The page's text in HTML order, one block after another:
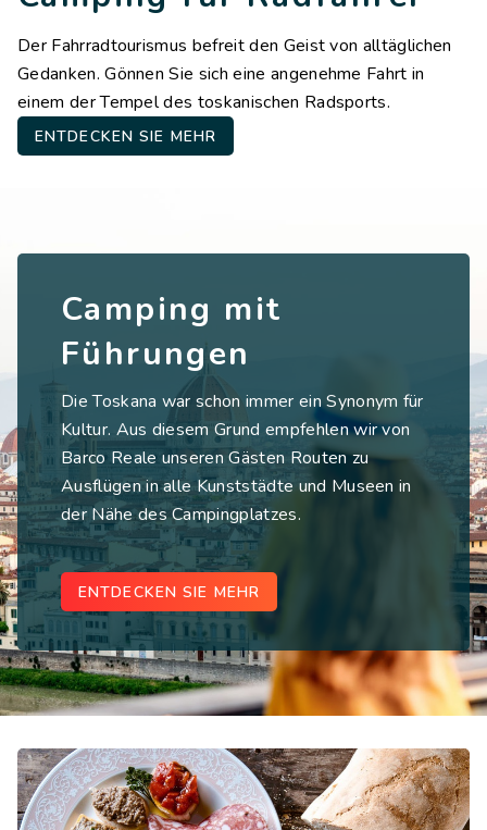
Der Fahrradtourismus befreit den Geist von alltäglichen
Gedanken. Gönnen Sie sich eine angenehme Fahrt in
einem der Tempel des toskanischen Radsports.
ENTDECKEN SIE MEHR
Camping mit
Führungen
Die Toskana war schon immer ein Synonym für
Kultur. Aus diesem Grund empfehlen wir von
Barco Reale unseren Gästen Routen zu
Ausflügen in alle Kunststädte und Museen in
der Nähe des Campingplatzes.
ENTDECKEN SIE MEHR